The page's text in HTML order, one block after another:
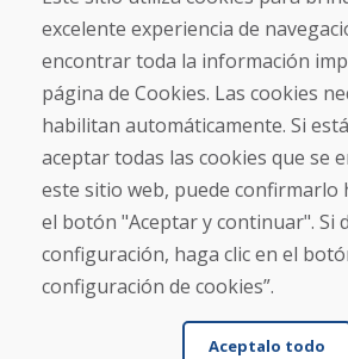
Jürgen Reinhard , 17.12.2025
★★★ ★★
Pedimos un par de esquís usados
en cuatro días laborables. Los
Leer más ...
excelente experiencia de
encontrar toda la información
página de Cookies. Las cookies
habilitan automáticamente. Si
aceptar todas las cookies que se
este sitio web, puede confirmarlo
el botón "Aceptar y continuar". Si
configuración, haga clic en el
configuración de cookies”.
Aceptalo todo